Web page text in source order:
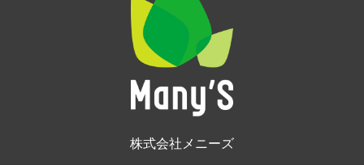
株式会社メニーズ